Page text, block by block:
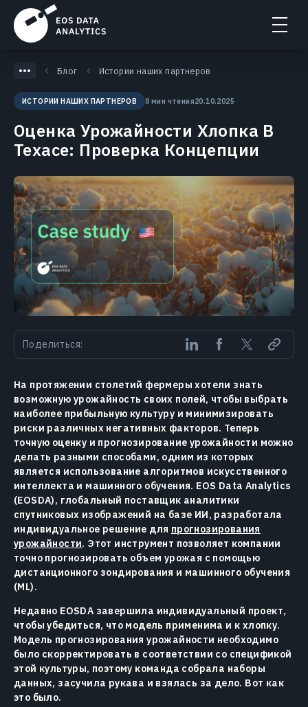
Блог Истории наших партнеров
ИСТОРИИ НАШИХ ПАРТНЕРОВ 8 мин чтения20.10.2025
Оценка Урожайности Хлопка В
Техасе: Проверка Концепции
Поделиться:
На протяжении столетий фермеры хотели знать
возможную урожайность своих полей, чтобы выбрать
наиболее прибыльную культуру и минимизировать
риски различных негативных факторов. Теперь
точную оценку и прогнозирование урожайности можно
делать разными способами, одним из которых
является использование алгоритмов искусственного
интеллекта и машинного обучения. EOS Data Analytics
(EOSDA), глобальный поставщик аналитики
спутниковых изображений на базе ИИ, разработала
индивидуальное решение для прогнозирования
урожайности. Этот инструмент позволяет компании
точно прогнозировать объем урожая с помощью
дистанционного зондирования и машинного обучения
(ML).
Недавно EOSDA завершила индивидуальный проект,
чтобы убедиться, что модель применима и к хлопку.
Модель прогнозирования урожайности необходимо
было скорректировать в соответствии со спецификой
этой культуры, поэтому команда собрала наборы
данных, засучила рукава и взялась за дело. Вот как
это было.